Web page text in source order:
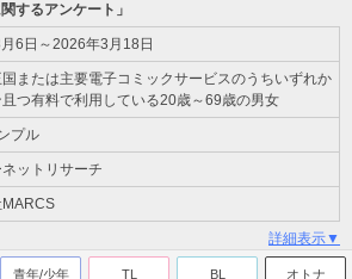
するアンケート」
6日～2026年3月18日
国または主要電子コミックサービスのうちいずれか
且つ有料で利用している20歳～69歳の男女
プル
ットリサーチ
詳細表示▼
青年/少年 TL BL オトナ